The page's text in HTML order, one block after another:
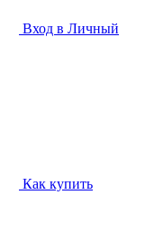
Вход в Личный
Как купить